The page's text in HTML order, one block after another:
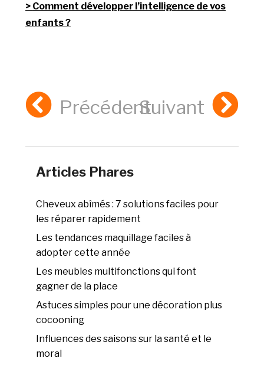
Comment développer l’intelligence de vos
enfants ?
PrécédentSuivant
Articles Phares
Cheveux abîmés : 7 solutions faciles pour
les réparer rapidement
Les tendances maquillage faciles à
adopter cette année
Les meubles multifonctions qui font
gagner de la place
Astuces simples pour une décoration plus
cocooning
Influences des saisons sur la santé et le
moral